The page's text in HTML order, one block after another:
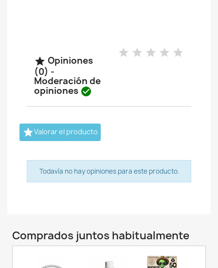
 Opiniones
(0) -
Moderación de
opiniones 
Valorar el producto
Todavía no hay opiniones para este producto.
Comprados juntos habitualmente